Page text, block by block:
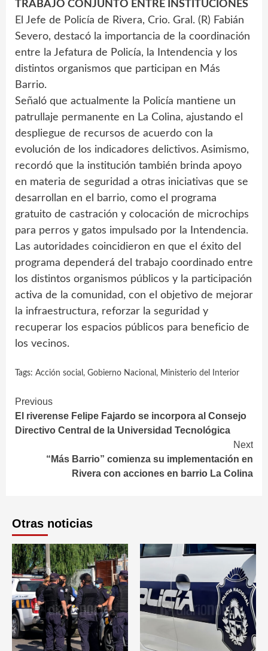
TRABAJO CONJUNTO ENTRE INSTITUCIONES
El Jefe de Policía de Rivera, Crio. Gral. (R) Fabián
Severo, destacó la importancia de la coordinación
entre la Jefatura de Policía, la Intendencia y los
distintos organismos que participan en Más
Barrio.
Señaló que actualmente la Policía mantiene un
patrullaje permanente en La Colina, ajustando el
despliegue de recursos de acuerdo con la
evolución de los indicadores delictivos. Asimismo,
recordó que la institución también brinda apoyo
en materia de seguridad a otras iniciativas que se
desarrollan en el barrio, como el programa
gratuito de castración y colocación de microchips
para perros y gatos impulsado por la Intendencia.
Las autoridades coincidieron en que el éxito del
programa dependerá del trabajo coordinado entre
los distintos organismos públicos y la participación
activa de la comunidad, con el objetivo de mejorar
la infraestructura, reforzar la seguridad y
recuperar los espacios públicos para beneficio de
los vecinos.
Tags: Acción social , Gobierno Nacional , Ministerio del Interior
Continue
Reading
Previous
El riverense Felipe Fajardo se incorpora al Consejo
Directivo Central de la Universidad Tecnológica
Next
“Más Barrio” comienza su implementación en
Rivera con acciones en barrio La Colina
Otras noticias